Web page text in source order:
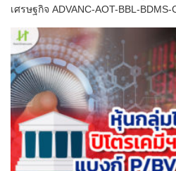
เศรษฐกิจ ADVANC-AOT-BBL-